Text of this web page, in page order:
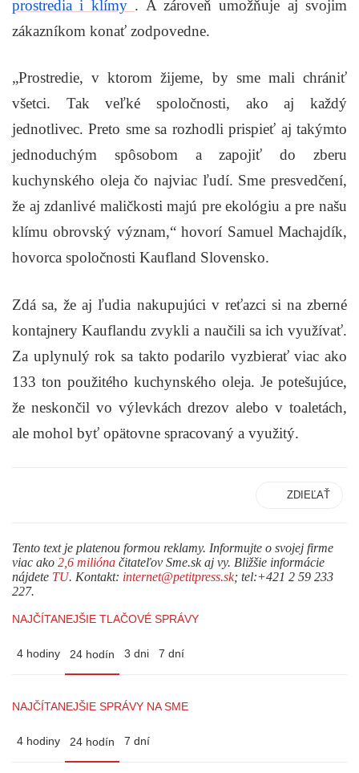
prostredia i klímy . A zároveň umožňuje aj svojim
zákazníkom konať zodpovedne.
„Prostredie, v ktorom žijeme, by sme mali chrániť
všetci. Tak veľké spoločnosti, ako aj každý
jednotlivec. Preto sme sa rozhodli prispieť aj takýmto
jednoduchým spôsobom a zapojiť do zberu
kuchynského oleja čo najviac ľudí. Sme presvedčení,
že aj zdanlivé maličkosti majú pre ekológiu a pre našu
klímu obrovský význam,“hovorí Samuel Machajdík,
hovorca spoločnosti Kaufland Slovensko.
Zdá sa, že aj ľudia nakupujúci v reťazci si na zberné
kontajnery Kauflandu zvykli a naučili sa ich využívať.
Za uplynulý rok sa takto podarilo vyzbierať viac ako
133 ton použitého kuchynského oleja. Je potešujúce,
že neskončil vo výlevkách drezov alebo v toaletách,
ale mohol byť opätovne spracovaný a využitý.
ZDIEĽAŤ
Tento text je platenou formou reklamy. Informujte o svojej firme
viac ako 2,6 milióna čitateľov Sme.sk aj vy. Bližšie informácie
nájdete TU. Kontakt: internet@petitpress.sk; tel:+421 2 59 233
227.
NAJČÍTANEJŠIE TLAČOVÉ SPRÁVY
4 hodiny 24 hodín 3 dni 7 dní
NAJČÍTANEJŠIE SPRÁVY NA SME
4 hodiny 24 hodín 7 dní